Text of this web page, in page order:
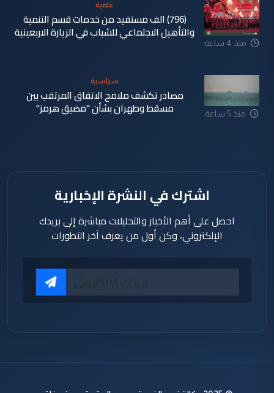
منذ 4 ساعة
علمية
(796) الف مستفيد من خدمات قسم التنمية
والتأهيل الاجتماعي للشباب في الزيارة الاربعينية
منذ 5 ساعة
سياسية
مصادر تكشف ملامح الاتفاق المرتقب بين
مسقط وطهران بشأن "مضيق هرمز"
اشترك في النشرة الإخبارية
احصل على أهم الأخبار والتحليلات مباشرة إلى بريدك
الإلكتروني، وكن أول من يعرف آخر التطورات